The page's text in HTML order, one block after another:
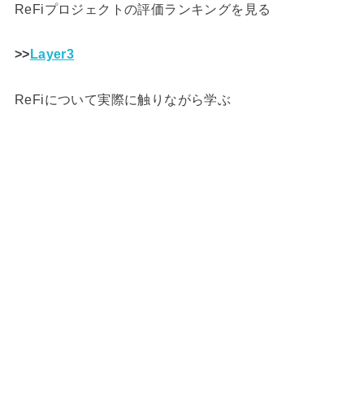
ReFiプロジェクトの評価ランキングを見る
>>Layer3
ReFiについて実際に触りながら学ぶ